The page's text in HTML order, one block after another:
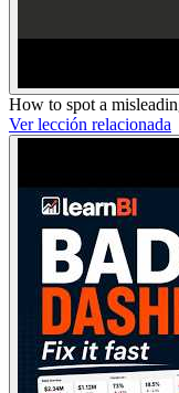
How to spot a
Ver lección relacionada